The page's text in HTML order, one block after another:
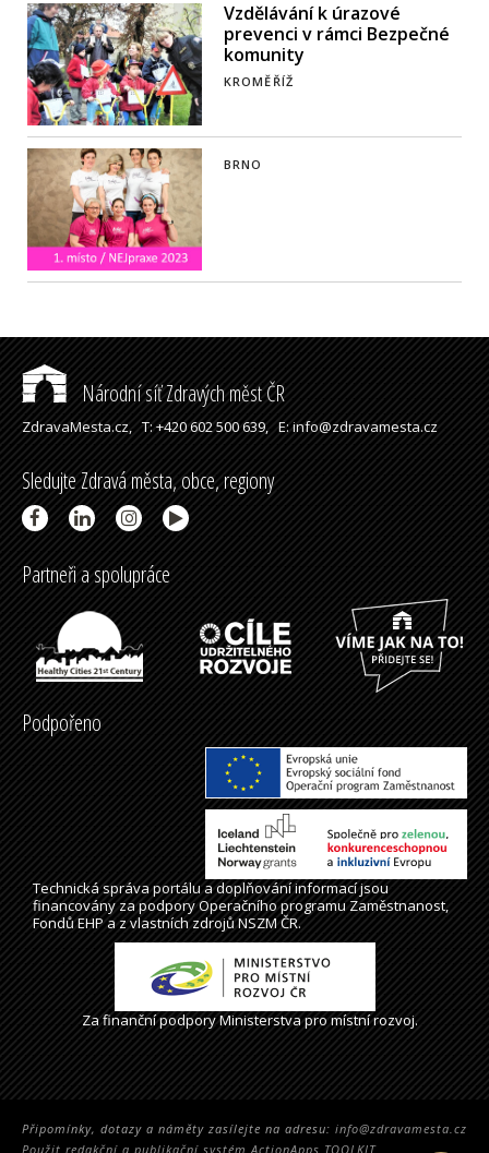
Vzdělávání k úrazové
prevenci v rámci Bezpečné
komunity
KROMĚŘÍŽ
BRNO
Národní síť Zdravých měst ČR
ZdravaMesta.cz,T: +420 602 500 639,E: info@zdravamesta.cz
Sledujte Zdravá města, obce, regiony
Partneři a spolupráce
Podpořeno
Technická správaportálua doplňování informací jsou
financovány za podpory Operačního programu Zaměstnanost,
Fondů EHP a z vlastních zdrojů NSZM ČR.
Za finanční podpory Ministerstva pro místní rozvoj.
Připomínky, dotazy a náměty zasílejte na adresu: info@zdravamesta.cz
Použit redakční a publikační systém ActionApps TOOLKIT